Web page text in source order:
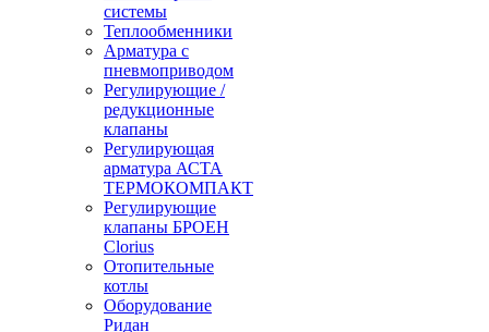
системы
Теплообменники
Арматура с
пневмоприводом
Регулирующие /
редукционные
клапаны
Регулирующая
арматура АСТА
ТЕРМОКОМПАКТ
Регулирующие
клапаны БРОЕН
Clorius
Отопительные
котлы
Оборудование
Ридан